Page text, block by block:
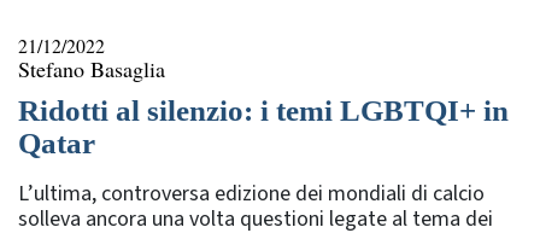
21/12/2022
Stefano Basaglia
Ridotti al silenzio: i temi LGBTQI+ in
Qatar
L’ultima, controversa edizione dei mondiali di calcio
solleva ancora una volta questioni legate al tema dei